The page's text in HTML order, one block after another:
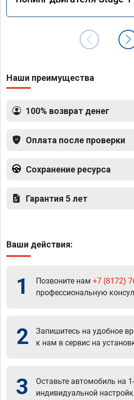
Наши преимущества
100% возврат денег
Оплата после проверки
Сохранение ресурса
Гарантия 5 лет
Ваши действия:
1 Позвоните нам +7 (8172)
профессиональную
2
Запишитесь на удобное
к нам в сервис на
3
Оставьте автомобиль на
индивидуальной